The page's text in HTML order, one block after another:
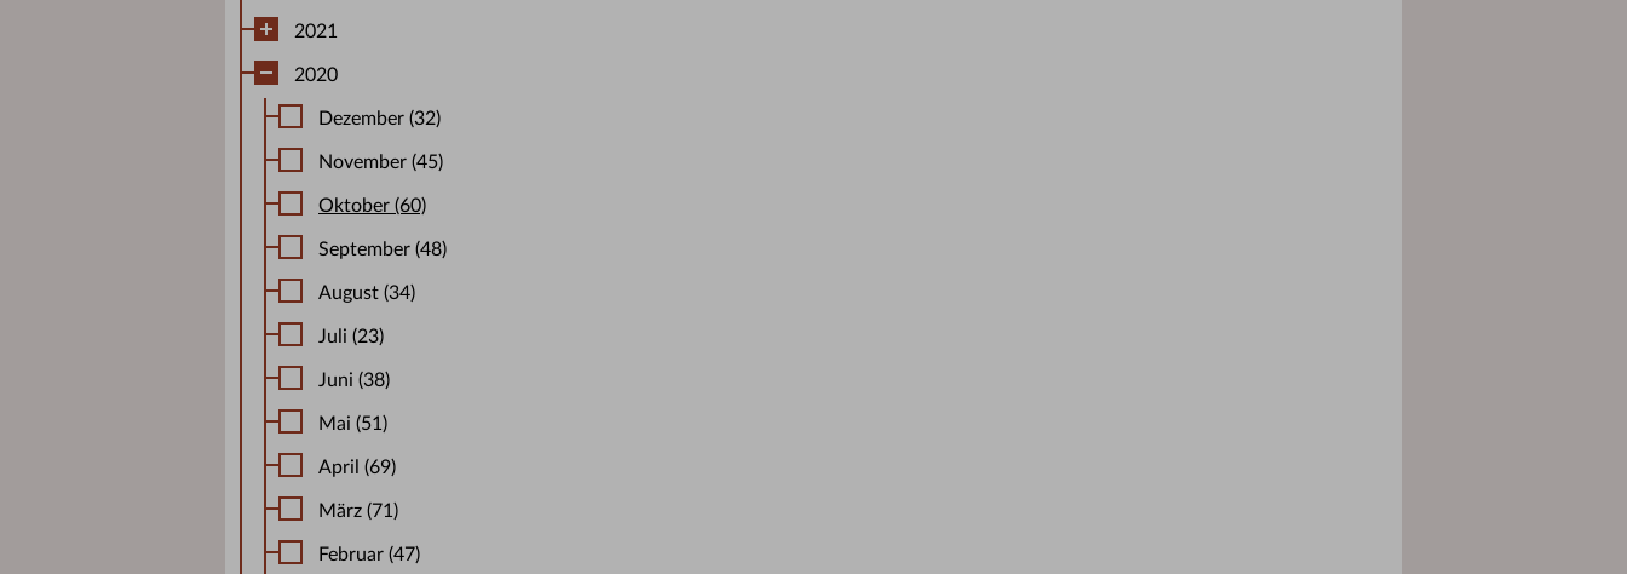
2021
2020
Dezember (32)
November (45)
Oktober (60)
September (48)
August (34)
Juli (23)
Juni (38)
Mai (51)
April (69)
März (71)
Februar (47)